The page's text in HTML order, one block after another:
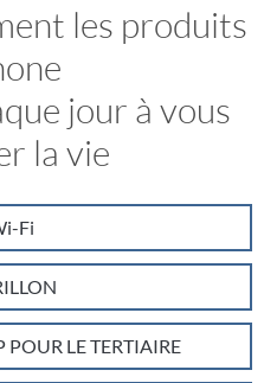
les produits
jour à vous
la vie
Fi
POUR LE TERTIAIRE